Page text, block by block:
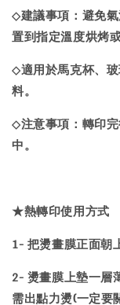
◇建議事項：避免
置到指定溫度烘烤
◇適用於馬克杯、
料。
◇注意事項：轉印
中。
★熱轉印使用方式
1- 把燙畫膜正面朝
2- 燙畫膜上墊一層
需出點力燙(一定要